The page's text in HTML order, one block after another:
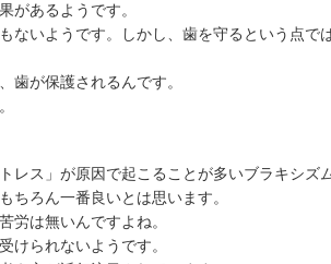
があるようです。
ないようです。しかし、歯を守るという点で
歯が保護されるんです。
ス」が原因で起こることが多いブラキシズ
ろん一番良いとは思います。
は無いんですよね。
けられないようです。